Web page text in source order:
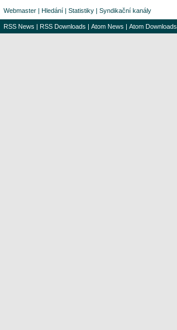
Webmaster | Hledání | Statistiky | Syndikační kanály
RSS News | RSS Downloads | Atom News | Atom Downloads